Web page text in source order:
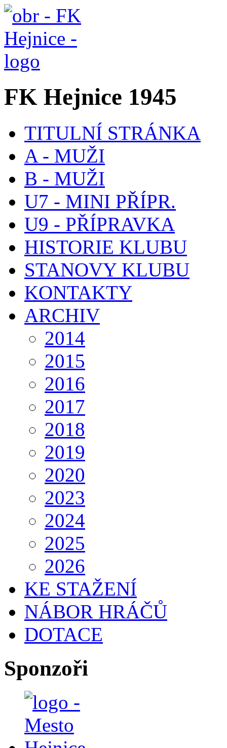
FK Hejnice 1945
TITULNÍ STRÁNKA
A - MUŽI
B - MUŽI
U7 - MINI PŘÍPR.
U9 - PŘÍPRAVKA
HISTORIE KLUBU
STANOVY KLUBU
KONTAKTY
ARCHIV
2014
2015
2016
2017
2018
2019
2020
2023
2024
2025
2026
KE STAŽENÍ
NÁBOR HRÁČŮ
DOTACE
Sponzoři